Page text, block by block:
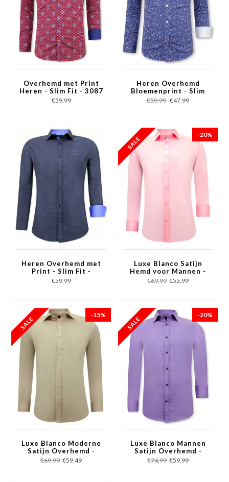
Overhemd met Print
Heren - Slim Fit - 3087
- Rood
€59,99
Heren Overhemd
Bloemenprint - Slim
Fit - 3085 - Blauw
€59,99 €47,99
Heren Overhemd met
Print - Slim Fit -
3067NW - Zwart
€59,99
-20%
Luxe Blanco Satijn
Hemd voor Mannen -
Slim Fit - 3071 - Roze
€69,99 €55,99
-15%
Luxe Blanco Moderne
Satijn Overhemd -
Slim Fit - 3070 - Beige
€69,99 €59,49
-20%
Luxe Blanco Mannen
Satijn Overhemd -
Slim Fit - 3073 - Paars
€74,99 €59,99